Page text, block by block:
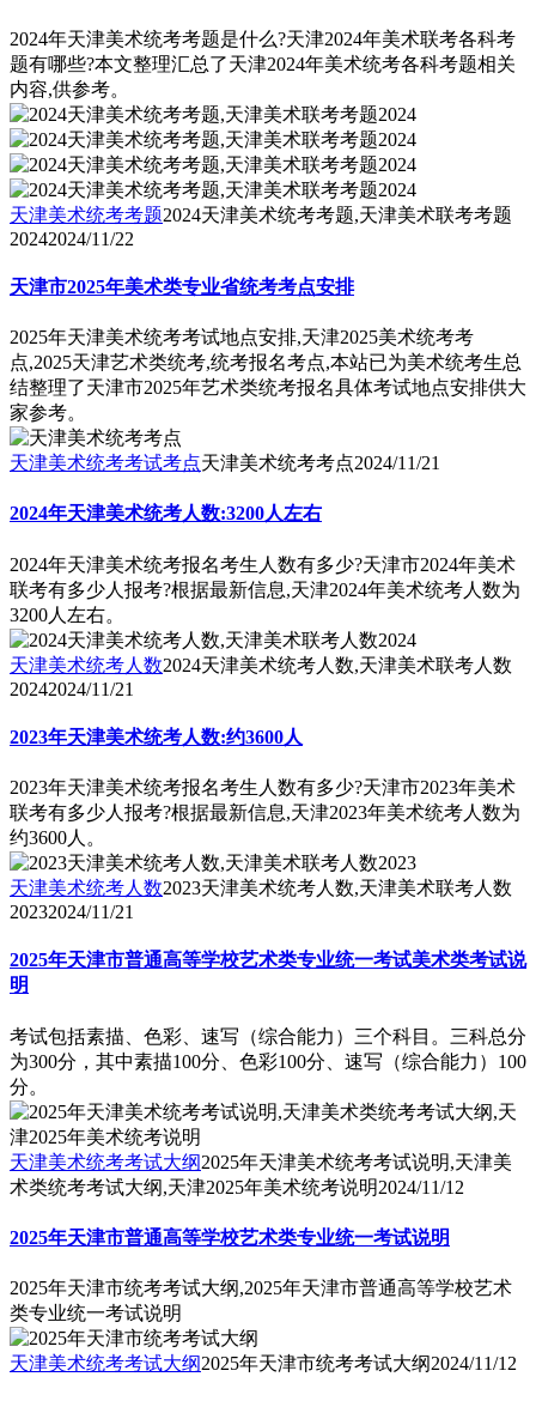
2024年天津美术统考考题是什么?天津2024年美术联考各科考
题有哪些?本文整理汇总了天津2024年美术统考各科考题相关
内容,供参考。
天津美术统考考题2024天津美术统考考题,天津美术联考考题
20242024/11/22
天津市2025年美术类专业省统考考点安排
2025年天津美术统考考试地点安排,天津2025美术统考考
点,2025天津艺术类统考,统考报名考点,本站已为美术统考生总
结整理了天津市2025年艺术类统考报名具体考试地点安排供大
家参考。
天津美术统考考试考点天津美术统考考点2024/11/21
2024年天津美术统考人数:3200人左右
2024年天津美术统考报名考生人数有多少?天津市2024年美术
联考有多少人报考?根据最新信息,天津2024年美术统考人数为
3200人左右。
天津美术统考人数2024天津美术统考人数,天津美术联考人数
20242024/11/21
2023年天津美术统考人数:约3600人
2023年天津美术统考报名考生人数有多少?天津市2023年美术
联考有多少人报考?根据最新信息,天津2023年美术统考人数为
约3600人。
天津美术统考人数2023天津美术统考人数,天津美术联考人数
20232024/11/21
2025年天津市普通高等学校艺术类专业统一考试美术类考试说
明
考试包括素描、色彩、速写（综合能力）三个科目。三科总分
为300分，其中素描100分、色彩100分、速写（综合能力）100
分。
天津美术统考考试大纲2025年天津美术统考考试说明,天津美
术类统考考试大纲,天津2025年美术统考说明2024/11/12
2025年天津市普通高等学校艺术类专业统一考试说明
2025年天津市统考考试大纲,2025年天津市普通高等学校艺术
类专业统一考试说明
天津美术统考考试大纲2025年天津市统考考试大纲2024/11/12